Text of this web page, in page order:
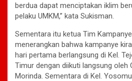
berdua dapat menciptakan iklim
pelaku UMKM,” kata Sukisman.
Sementara itu ketua Tim
menerangkan bahwa kampanye
hari pertama berlangsung di Kel.
Timur dengan diikuti langsung oleh
Morinda. Sementara di Kel.